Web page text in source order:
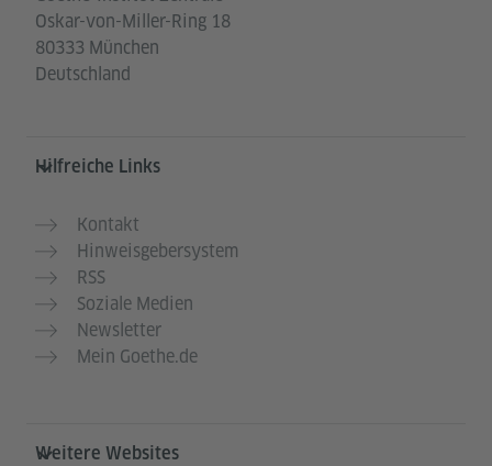
Oskar-von-Miller-Ring 18
80333 München
Deutschland
Hilfreiche Links
Kontakt
Hinweisgebersystem
RSS
Soziale Medien
Newsletter
Mein Goethe.de
Weitere Websites